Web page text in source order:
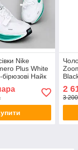
Nike
Plus White
Найк
текстильні
2
3